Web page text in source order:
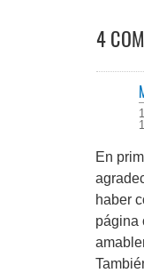
4
En
haber
página